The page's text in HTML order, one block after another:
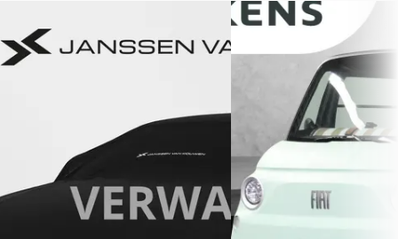
Fiat Topolino ·2026
€ 9.450
2026 · 774 km · Elektrisch ·
Automaat
Nieuw binnen
EV
Fiat Topolino·2026
Direct Leverbaar!!
v.a. € 210/mnd
Marktconform
2026 · 114 km · Elektrisch